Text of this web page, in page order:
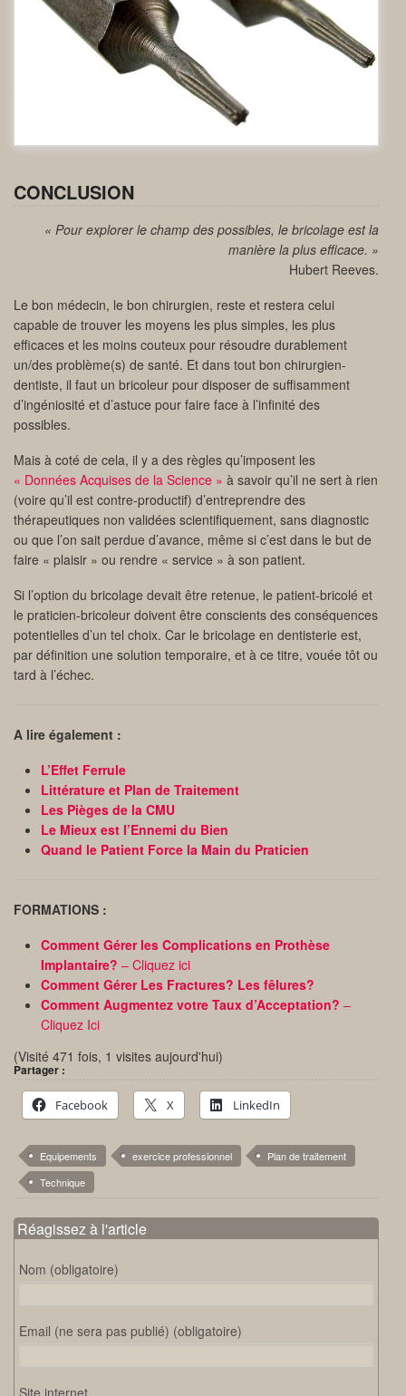
CONCLUSION
« Pour explorer le champ des possibles, le bricolage est la
manière la plus efficace. »
Hubert Reeves.
Le bon médecin, le bon chirurgien, reste et restera celui
capable de trouver les moyens les plus simples, les plus
efficaces et les moins couteux pour résoudre durablement
un/des problème(s) de santé. Et dans tout bon chirurgien-
dentiste, il faut un bricoleur pour disposer de suffisamment
d’ingéniosité et d’astuce pour faire face à l’infinité des
possibles.
Mais à coté de cela, il y a des règles qu’imposent les
« Données Acquises de la Science » à savoir qu’il ne sert à rien
(voire qu’il est contre-productif) d’entreprendre des
thérapeutiques non validées scientifiquement, sans diagnostic
ou que l’on sait perdue d’avance, même si c’est dans le but de
faire « plaisir » ou rendre « service » à son patient.
Si l’option du bricolage devait être retenue, le patient-bricolé et
le praticien-bricoleur doivent être conscients des conséquences
potentielles d’un tel choix. Car le bricolage en dentisterie est,
par définition une solution temporaire, et à ce titre, vouée tôt ou
tard à l’échec.
A lire également :
L’Effet Ferrule
Littérature et Plan de Traitement
Les Pièges de la CMU
Le Mieux est l’Ennemi du Bien
Quand le Patient Force la Main du Praticien
FORMATIONS :
Comment Gérer les Complications en Prothèse
Implantaire? – Cliquez ici
Comment Gérer Les Fractures? Les fêlures?
Comment Augmentez votre Taux d’Acceptation? –
Cliquez Ici
(Visité 471 fois, 1 visites aujourd'hui)
Partager :
Facebook X LinkedIn
Equipements exercice professionnel
Plan de traitement
Technique
Réagissez à l'article
Nom (obligatoire)
Email (ne sera pas publié) (obligatoire)